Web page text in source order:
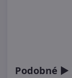
Podobné ►